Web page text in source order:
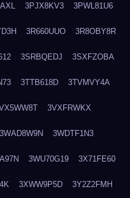
3PJX8KV3 3PWL81U6
3R660UUO 3R8OBY8R
3SRBQEDJ 3SXFZOBA
3TTB618D 3TVMVY4A
3VXFRWKX
3WAD8W9N 3WDTF1N3
3WU70G19 3X71FE60
3XWW9P5D 3Y2Z2FMH